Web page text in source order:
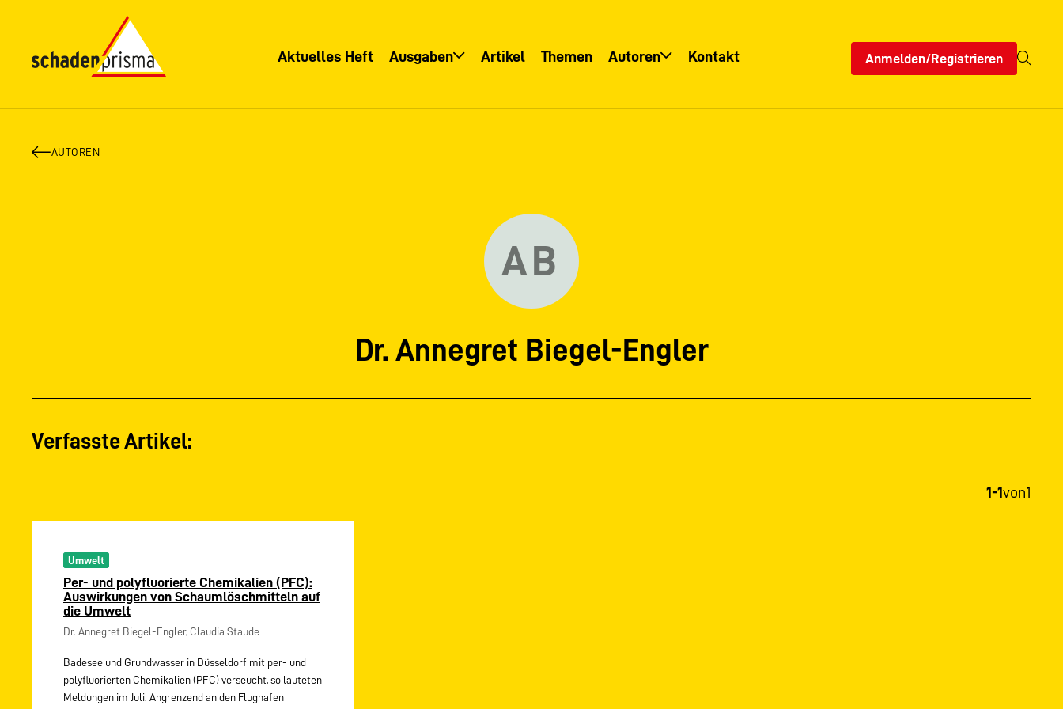
Aktuelles Heft Ausgaben Artikel Themen Autoren Kontakt Anmelden/Registrieren
AUTOREN
AB
Dr. Annegret Biegel-Engler
Verfasste Artikel:
1-1 von1
Umwelt
Per- und polyfluorierte Chemikalien (PFC):
Auswirkungen von Schaumlöschmitteln auf
die Umwelt
Dr. Annegret Biegel-Engler, Claudia Staude
Badesee und Grundwasser in Düsseldorf mit per- und
polyfluorierten Chemikalien (PFC) verseucht, so lauteten
Meldungen im Juli. Angrenzend an den Flughafen